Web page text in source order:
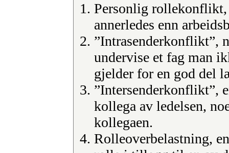
Personlig rollekonflikt,
annerledes enn
”Intrasenderkonflikt”,
undervise et fag man
gjelder for en god del
”Intersenderkonflikt”,
kollega av ledelsen,
kollegaen.
Rolleoverbelastning,